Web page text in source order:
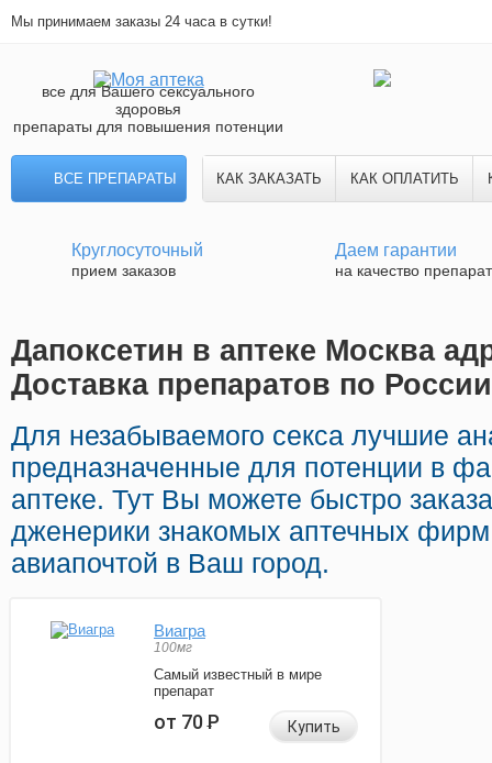
Мы принимаем заказы 24 часа в сутки!
все для Вашего сексуального
здоровья
препараты для повышения потенции
ВСЕ ПРЕПАРАТЫ КАК ЗАКАЗАТЬ КАК ОПЛАТИТЬ
Круглосуточный
прием заказов
Даем гарантии
на качество
Дапоксетин в аптеке Москва
Доставка препаратов по России
Для незабываемого секса лучшие
предназначенные для потенции в
аптеке. Тут Вы можете быстро
дженерики знакомых аптечных фирм
авиапочтой в Ваш город.
Виагра
100мг
Самый известный в мире
препарат
от 70Р Купить